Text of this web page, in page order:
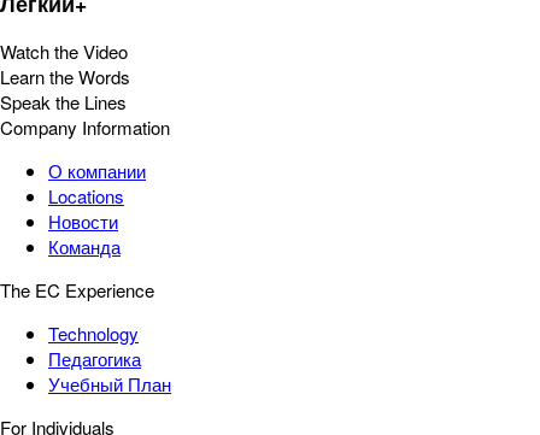
Watch the Video
Learn the Words
Speak the Lines
Company Information
О компании
Locations
Новости
Команда
The EC Experience
Technology
Педагогика
Учебный План
For Individuals